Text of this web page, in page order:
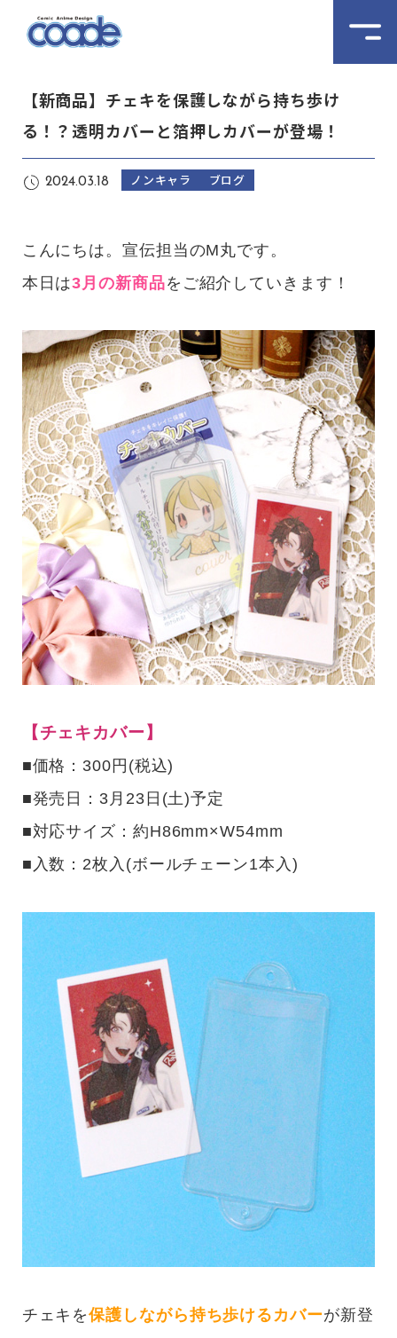
【新商品】チェキを保護しながら持ち歩け
る！？透明カバーと箔押しカバーが登場！
2024.03.18 ノンキャラ ブログ
こんにちは。宣伝担当のM丸です。
本日は3月の新商品をご紹介していきます！
【チェキカバー】
■価格：300円(税込)
■発売日：3月23日(土)予定
■対応サイズ：約H86mm×W54mm
■入数：2枚入(ボールチェーン1本入)
チェキを保護しながら持ち歩けるカバーが新登